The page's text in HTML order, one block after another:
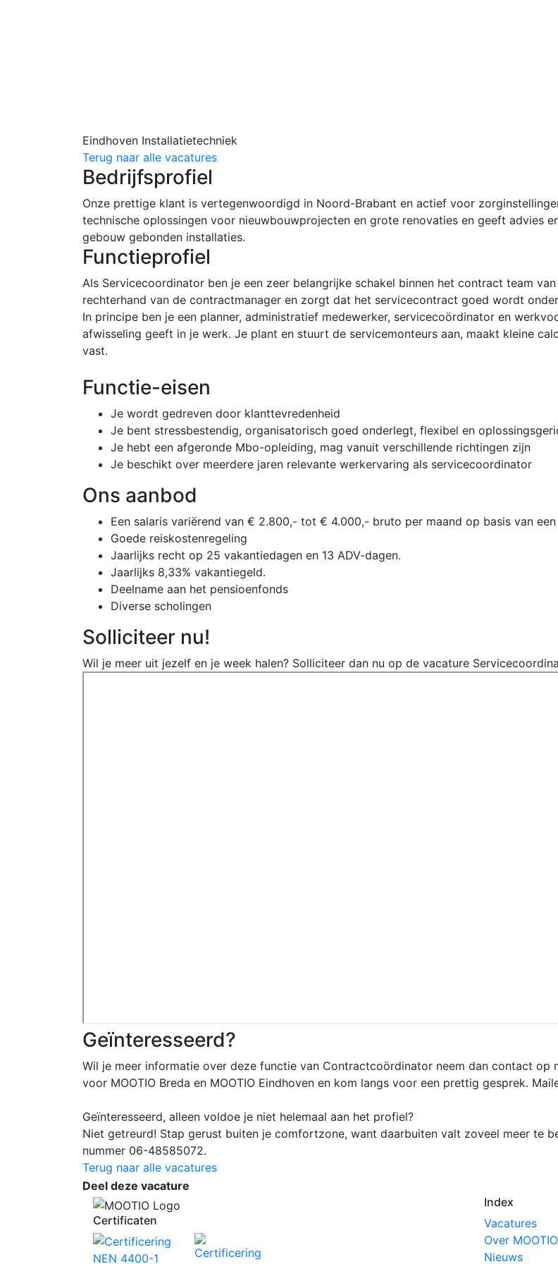
Eindhoven Installatietechniek
Terug naar alle vacatures
Bedrijfsprofiel
Onze prettige klant is vertegenwoordigd in Noord-Brabant en actief voor
technische oplossingen voor nieuwbouwprojecten en grote renovaties en geeft advies
gebouw gebonden installaties.
Functieprofiel
Als Servicecoordinator ben je een zeer belangrijke schakel binnen het contract team
rechterhand van de contractmanager en zorgt dat het servicecontract goed wordt
In principe ben je een planner, administratief medewerker, servicecoördinator en
afwisseling geeft in je werk. Je plant en stuurt de servicemonteurs aan, maakt kleine
vast.
Functie-eisen
Je wordt gedreven door klanttevredenheid
Je bent stressbestendig, organisatorisch goed onderlegt, flexibel en
Je hebt een afgeronde Mbo-opleiding, mag vanuit verschillende richtingen zijn
Je beschikt over meerdere jaren relevante werkervaring als servicecoordinator
Ons aanbod
Een salaris variërend van € 2.800,- tot € 4.000,- bruto per maand op basis van
Goede reiskostenregeling
Jaarlijks recht op 25 vakantiedagen en 13 ADV-dagen.
Jaarlijks 8,33% vakantiegeld.
Deelname aan het pensioenfonds
Diverse scholingen
Solliciteer nu!
Wil je meer uit jezelf en je week halen? Solliciteer dan nu op de vacature
Geïnteresseerd?
Wil je meer informatie over deze functie van Contractcoördinator neem dan contact op
voor MOOTIO Breda en MOOTIO Eindhoven en kom langs voor een prettig gesprek.
Geïnteresseerd, alleen voldoe je niet helemaal aan het profiel?
Niet getreurd! Stap gerust buiten je comfortzone, want daarbuiten valt zoveel meer te
nummer 06-48585072.
Terug naar alle vacatures
Deel deze vacature
Certificaten
Index
Vacatures
Over MOOTIO
Nieuws